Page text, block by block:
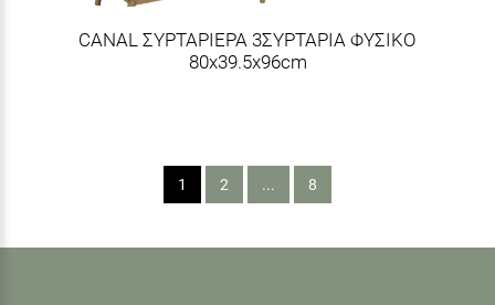
CANAL ΣΥΡΤΑΡΙΕΡΑ 3ΣΥΡΤΑΡΙΑ ΦΥΣΙΚΟ
80x39.5x96cm
1 2 ... 8